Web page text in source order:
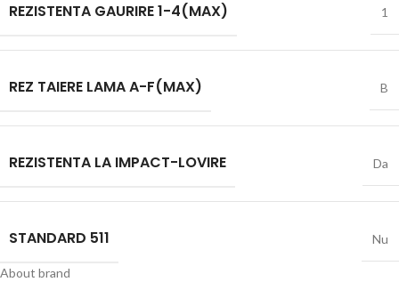
REZISTENTA GAURIRE 1-4(MAX) 1
REZ TAIERE LAMA A-F(MAX) B
REZISTENTA LA IMPACT-LOVIRE Da
STANDARD 511 Nu
About brand